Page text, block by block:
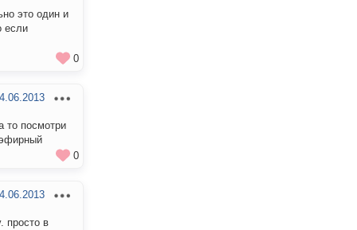
это один и
если
0
то посмотри
0
просто в